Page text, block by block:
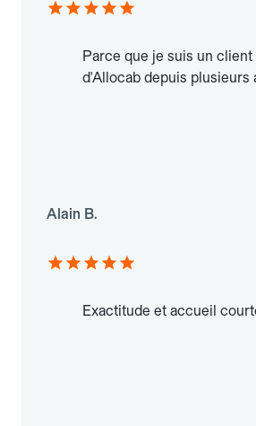
Parce que je suis un
d'Allocab depuis plusieurs
Alain B.
Exactitude et accueil